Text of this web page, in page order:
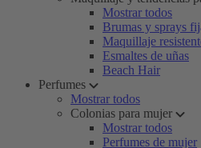
Mostrar todos
Brumas y sprays
Maquillaje
Esmaltes de uñas
Beach Hair
Perfumes
Mostrar todos
Colonias para mujer
Mostrar todos
Perfumes de mujer